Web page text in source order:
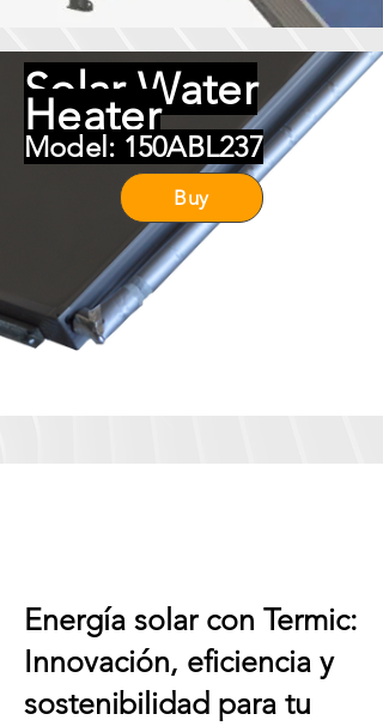
Solar Water
Heater
Model: 150ABL237
Buy
Energía solar con Termic:
Innovación, eficiencia y
sostenibilidad para tu